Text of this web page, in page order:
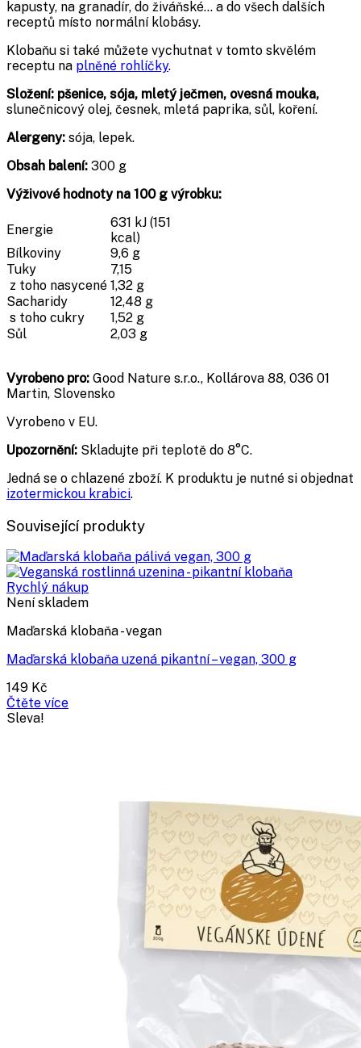
kapusty, na granadír, do živáňské… a do všech dalších
receptů místo normální klobásy.
Klobaňu si také můžete vychutnat v tomto skvělém
receptu na plněné rohlíčky.
Složení: pšenice, sója, mletý ječmen, ovesná mouka,
slunečnicový olej, česnek, mletá paprika, sůl, koření.
Alergeny: sója, lepek.
Obsah balení: 300 g
Výživové hodnoty na 100 g výrobku:
Energie
631 kJ (151
kcal)
Bílkoviny
9,6 g
Tuky
7,15
z toho nasycené 1,32 g
Sacharidy
12,48 g
s toho cukry
1,52 g
Sůl
2,03 g
Vyrobeno pro: Good Nature s.r.o., Kollárova 88, 036 01
Martin, Slovensko
Vyrobeno v EU.
Upozornění: Skladujte při teplotě do 8°C.
Jedná se o chlazené zboží. K produktu je nutné si objednat
izotermickou krabici.
Související produkty
Rychlý nákup
Není skladem
Maďarská klobaňa - vegan
Maďarská klobaňa uzená pikantní – vegan, 300 g
149 Kč
Čtěte více
Sleva!